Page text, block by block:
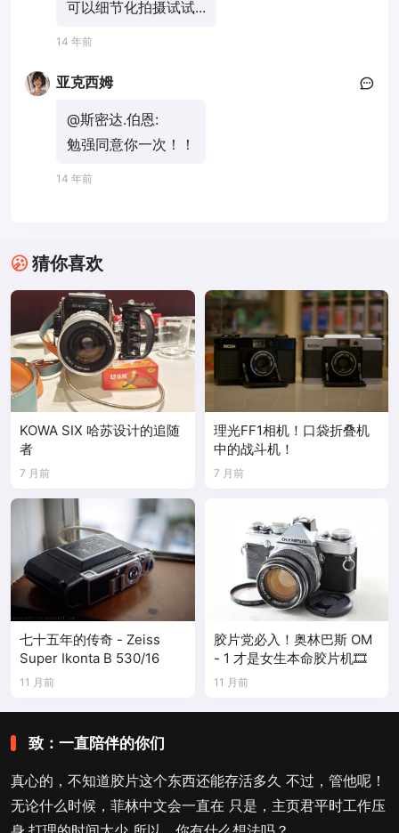
可以细节化拍摄试试...
14 年前
亚克西姆
@斯密达.伯恩:
勉强同意你一次！！
14 年前
猜你喜欢
KOWA SIX 哈苏设计的追随
者
7 月前
理光FF1相机！口袋折叠机
中的战斗机！
7 月前
七十五年的传奇 - Zeiss
Super Ikonta B 530/16
11 月前
胶片党必入！奥林巴斯 OM
- 1 才是女生本命胶片机🎞️
11 月前
致：一直陪伴的你们
真心的，不知道胶片这个东西还能存活多久 不过，管他呢！
无论什么时候，菲林中文会一直在 只是，主页君平时工作压